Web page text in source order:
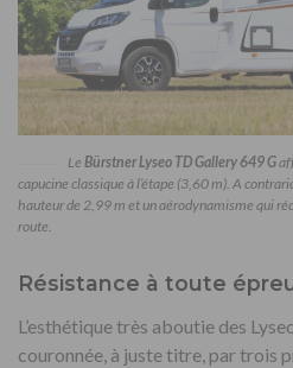
Le Bürstner Lyseo TD Gallery 649 G
capucine classique à l’étape (3,60 m). A
hauteur de 2,99 m et un aérodynamisme qui
route.
Résistance à toute
L’esthétique très aboutie des
couronnée, à juste titre, par trois